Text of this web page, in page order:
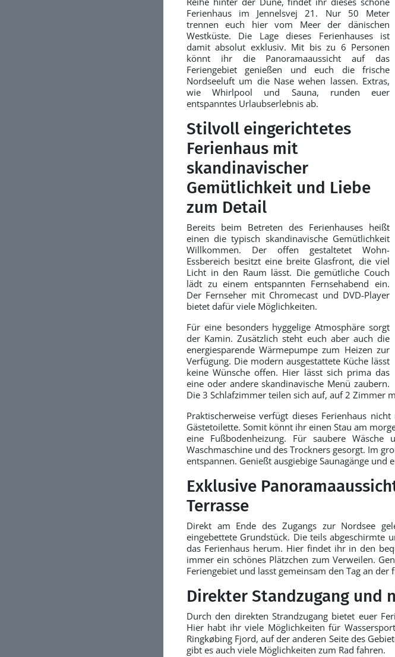
Ferienhaus im Jennelsvej 21. Nur 50 Meter
trennen euch hier vom Meer der dänischen
Westküste. Die Lage dieses Ferienhauses ist
damit absolut exklusiv. Mit bis zu 6 Personen
könnt ihr die Panoramaaussicht auf das
Feriengebiet genießen und euch die frische
Nordseeluft um die Nase wehen lassen. Extras,
wie Whirlpool und Sauna, runden euer
entspanntes Urlaubserlebnis ab.
Stilvoll eingerichtetes
Ferienhaus mit
skandinavischer
Gemütlichkeit und Liebe
zum Detail
Bereits beim Betreten des Ferienhauses heißt
einen die typisch skandinavische Gemütlichkeit
Willkommen. Der offen gestaltetet Wohn-
Essbereich besitzt eine breite Glasfront, die viel
Licht in den Raum lässt. Die gemütliche Couch
lädt zu einem entspannten Fernsehabend ein.
Der Fernseher mit Chromecast und DVD-Player
bietet dafür viele Möglichkeiten.
Für eine besonders hyggelige Atmosphäre sorgt
der Kamin. Zusätzlich steht euch aber auch die
energiesparende Wärmepumpe zum Heizen zur
Verfügung. Die modern ausgestattete Küche lässt
keine Wünsche offen. Hier lässt sich prima das
eine oder andere skandinavische Menü zaubern.
Die 3 Schlafzimmer teilen sich auf, auf 2 Zimmer
Praktischerweise verfügt dieses Ferienhaus
Gästetoilette. Somit könnt ihr einen Stau am
eine Fußbodenheizung. Für saubere
Waschmaschine und des Trockners gesorgt. Im
entspannen. Genießt ausgiebige Saunagänge
Exklusive
Terrasse
Direkt am Ende des Zugangs zur Nordsee
eingebettete Grundstück. Die teils abgeschirmte
das Ferienhaus herum. Hier findet ihr in den
immer ein schönes Plätzchen zum Verweilen.
Feriengebiet und lasst gemeinsam den Tag an
Direkter Standzugang und
Durch den direkten Strandzugang bietet euer
Hier habt ihr viele Möglichkeiten für
Ringkøbing Fjord, auf der anderen Seite des
gibt es auch viele Möglichkeiten zum Rad fahren.